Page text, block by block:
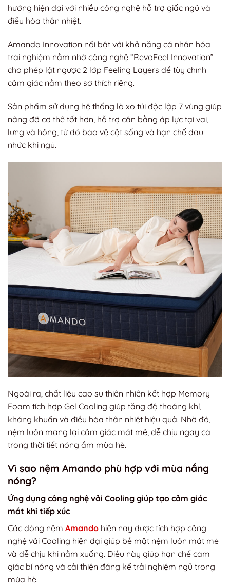
hướng hiện đại với nhiều công nghệ hỗ trợ giấc ngủ và
điều hòa thân nhiệt.
Amando Innovation nổi bật với khả năng cá nhân hóa
trải nghiệm nằm nhờ công nghệ “RevoFeel Innovation”
cho phép lật ngược 2 lớp Feeling Layers để tùy chỉnh
cảm giác nằm theo sở thích riêng.
Sản phẩm sử dụng hệ thống lò xo túi độc lập 7 vùng giúp
nâng đỡ cơ thể tốt hơn, hỗ trợ cân bằng áp lực tại vai,
lưng và hông, từ đó bảo vệ cột sống và hạn chế đau
nhức khi ngủ.
Ngoài ra, chất liệu cao su thiên nhiên kết hợp Memory
Foam tích hợp Gel Cooling giúp tăng độ thoáng khí,
kháng khuẩn và điều hòa thân nhiệt hiệu quả. Nhờ đó,
nệm luôn mang lại cảm giác mát mẻ, dễ chịu ngay cả
trong thời tiết nóng ẩm mùa hè.
Vì sao nệm Amando phù hợp với mùa nắng
nóng?
Ứng dụng công nghệ vải Cooling giúp tạo cảm giác
mát khi tiếp xúc
Các dòng nệm Amando hiện nay được tích hợp công
nghệ vải Cooling hiện đại giúp bề mặt nệm luôn mát mẻ
và dễ chịu khi nằm xuống. Điều này giúp hạn chế cảm
giác bí nóng và cải thiện đáng kể trải nghiệm ngủ trong
mùa hè.